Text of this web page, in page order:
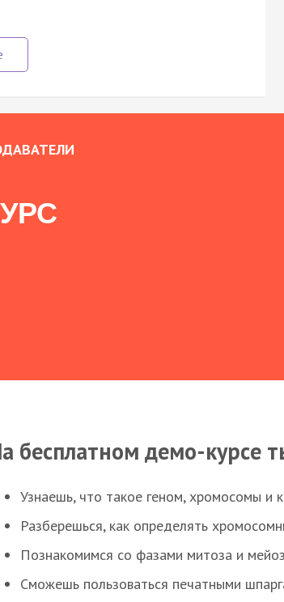
бесплатном демо-курсе
Узнаешь, что такое геном, хромосомы и
Разберешься, как определять
Познакомимся со фазами митоза и
Сможешь пользоваться печатными